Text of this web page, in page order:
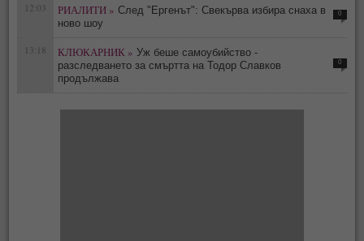
12:03 РИАЛИТИ » След "Ергенът": Свекърва избира снаха в
ново шоу
0
13:18 КЛЮКАРНИК » Уж беше самоубийство -
разследването за смъртта на Тодор Славков
продължава
0